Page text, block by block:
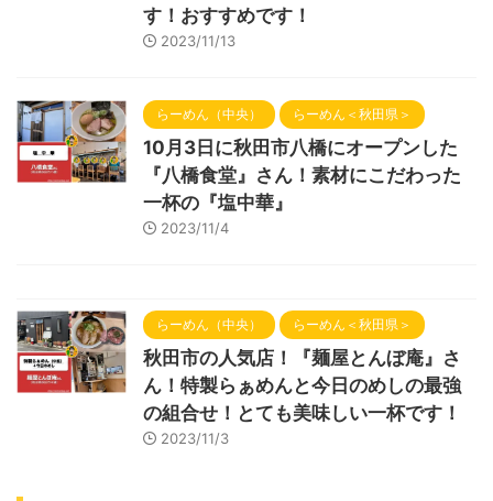
す！おすすめです！
2023/11/13
らーめん（中央） らーめん＜秋田県＞
10月3日に秋田市八橋にオープンした
『八橋食堂』さん！素材にこだわった
一杯の『塩中華』
2023/11/4
らーめん（中央） らーめん＜秋田県＞
秋田市の人気店！『麺屋とんぼ庵』さ
ん！特製らぁめんと今日のめしの最強
の組合せ！とても美味しい一杯です！
2023/11/3